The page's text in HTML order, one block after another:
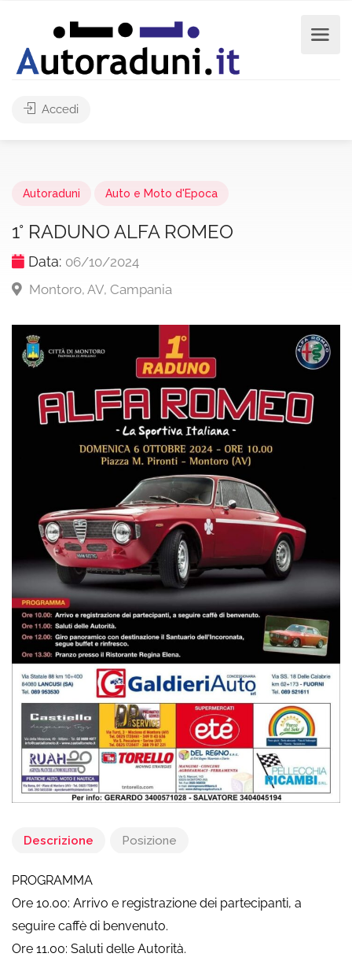
Accedi
Autoraduni Auto e Moto d'Epoca
1° RADUNO ALFA ROMEO
Data: 06/10/2024
Montoro, AV, Campania
Descrizione Posizione
PROGRAMMA
Ore 10.00: Arrivo e registrazione dei partecipanti, a
seguire caffè di benvenuto.
Ore 11.00: Saluti delle Autorità.